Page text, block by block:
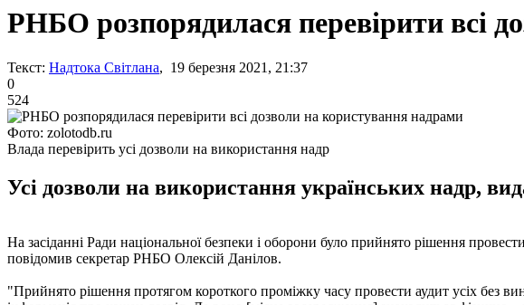
РНБО розпорядилася перевірити всі
Текст: Надтока Світлана, 19 березня 2021, 21:37
0
524
Фото: zolotodb.ru
Влада перевірить усі дозволи на використання надр
Усі дозволи на використання українських надр,
На засіданні Ради національної безпеки і оборони було прийнято рішення
повідомив секретар РНБО Олексій Данілов.
"Прийнято рішення протягом короткого проміжку часу провести аудит усіх без